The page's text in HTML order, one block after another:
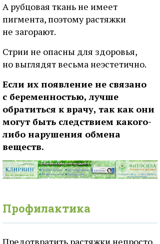
А рубцовая ткань не имеет
пигмента, поэтому растяжки
не загорают.
Стрии не опасны для здоровья,
но выглядят весьма неэстетично.
Если их появление не связано
с беременностью, лучше
обратиться к врачу, так как они
могут быть следствием какого-
либо нарушения обмена
веществ.
Профилактика
Предотвратить растяжки непросто,